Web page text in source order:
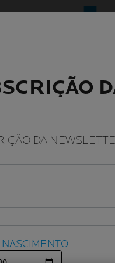
DA
NASCIMENTO
DA
NASCIMENTO